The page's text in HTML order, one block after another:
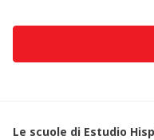
Le scuole di Estudio